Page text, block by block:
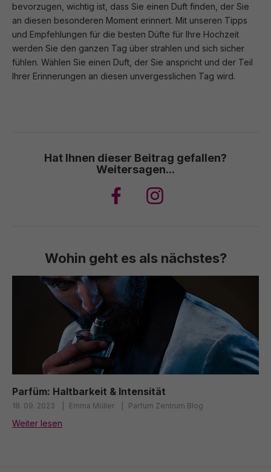
bevorzugen, wichtig ist, dass Sie einen Duft finden, der Sie
an diesen besonderen Moment erinnert. Mit unseren Tipps
und Empfehlungen für die besten Düfte für Ihre Hochzeit
werden Sie den ganzen Tag über strahlen und sich sicher
fühlen. Wählen Sie einen Duft, der Sie anspricht und der Teil
Ihrer Erinnerungen an diesen unvergesslichen Tag wird.
Hat Ihnen dieser Beitrag gefallen?
Weitersagen...
Wohin geht es als nächstes?
Parfüm: Haltbarkeit & Intensität
18. 09. 2023 Emma Müller Parfum Zentrum Blog
Weiter lesen